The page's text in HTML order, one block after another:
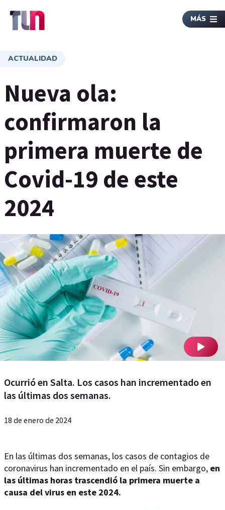
MÁS
ACTUALIDAD
Nueva ola:
confirmaron la
primera muerte de
Covid-19 de este
2024
Ocurrió en Salta. Los casos han incrementado en
las últimas dos semanas.
18 de enero de 2024
En las últimas dos semanas, los casos de contagios de
coronavirus han incrementado en el país. Sin embargo, en
las últimas horas trascendió la primera muerte a
causa del virus en este 2024.